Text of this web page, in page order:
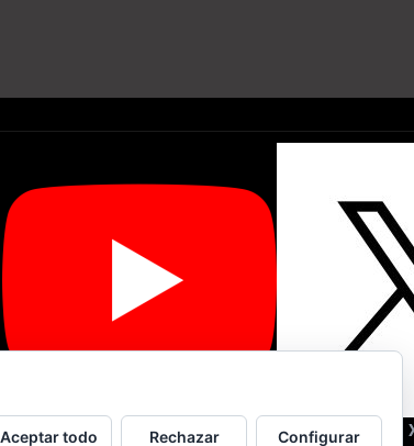
Aceptar todo Rechazar Configurar
Youtube